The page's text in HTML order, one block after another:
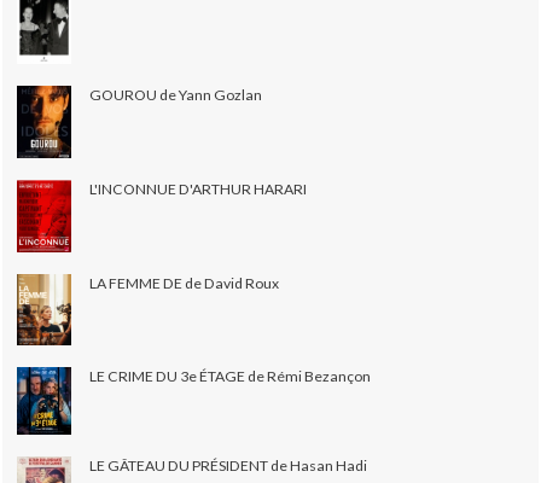
GOUROU de Yann Gozlan
L'INCONNUE D'ARTHUR HARARI
LA FEMME DE de David Roux
LE CRIME DU 3e ÉTAGE de Rémi Bezançon
LE GÂTEAU DU PRÉSIDENT de Hasan Hadi